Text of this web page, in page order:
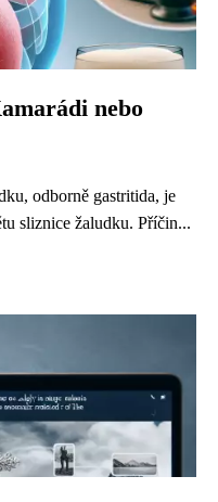
nebo
odborně gastritida, je
sliznice žaludku. Příčin...